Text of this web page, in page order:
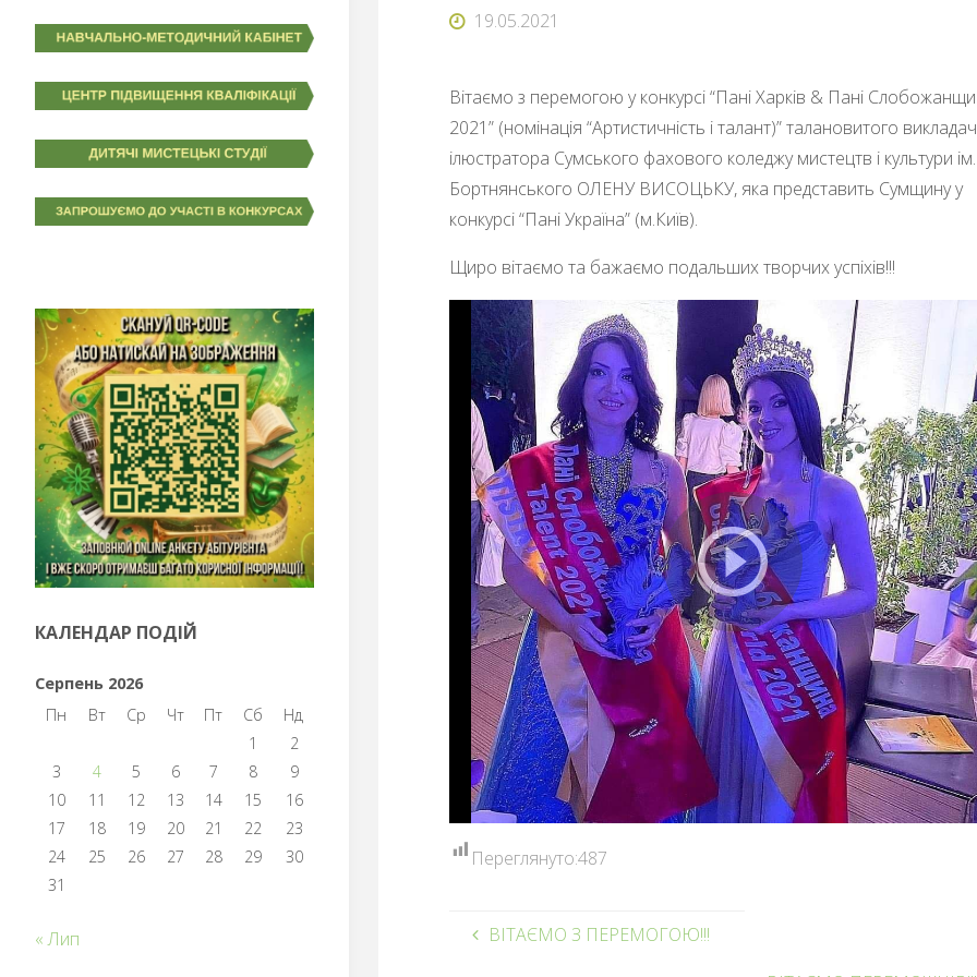
19.05.2021
Вітаємо з перемогою у конкурсі “Пані Харків & Пані
2021” (номінація “Артистичність і талант)” талановитого
ілюстратора Сумського фахового коледжу мистецтв і культури
Бортнянського ОЛЕНУ ВИСОЦЬКУ, яка представить Сумщину у
конкурсі “Пані Україна” (м.Київ).
Щиро вітаємо та бажаємо подальших творчих успіхів!!!
Переглянуто:487
ВІТАЄМО З ПЕРЕМОГОЮ!!!
КАЛЕНДАР ПОДІЙ
Серпень 2026
Пн
Вт Ср Чт Пт Сб
Нд
1
2
3
4 5 6 7 8
9
10
11 12 13 14 15
16
17
18 19 20 21 22
23
24
25 26 27 28 29
30
31
« Лип